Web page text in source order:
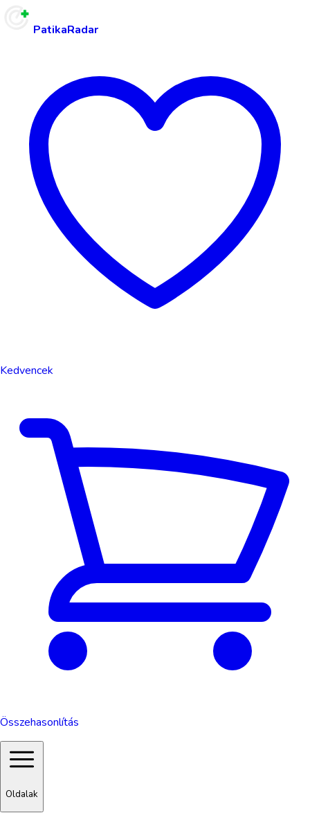
PatikaRadar
Kedvencek
Összehasonlítás
Oldalak